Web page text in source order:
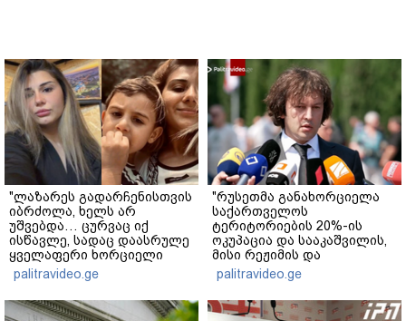
"ლაზარეს გადარჩენისთვის
იბრძოლა, ხელს არ
უშვებდა… ცურვაც იქ
ისწავლე, სადაც დაასრულე
ყველაფერი ხორციელი
ცხოვრებიდან" – რას წერს
ხობში დაღუპული დედა-
შვილის ახლობელი?
palitravideo.ge
"რუსეთმა განახორციელა
საქართველოს
ტერიტორიების 20%-ის
ოკუპაცია და სააკაშვილის,
მისი რეჟიმის და
"ნაცმოძრაობის" ღალატი
ვერანაირად ვერ
გადაფარავს ამ
დანაშაულს" - ირაკლი
palitravideo.ge